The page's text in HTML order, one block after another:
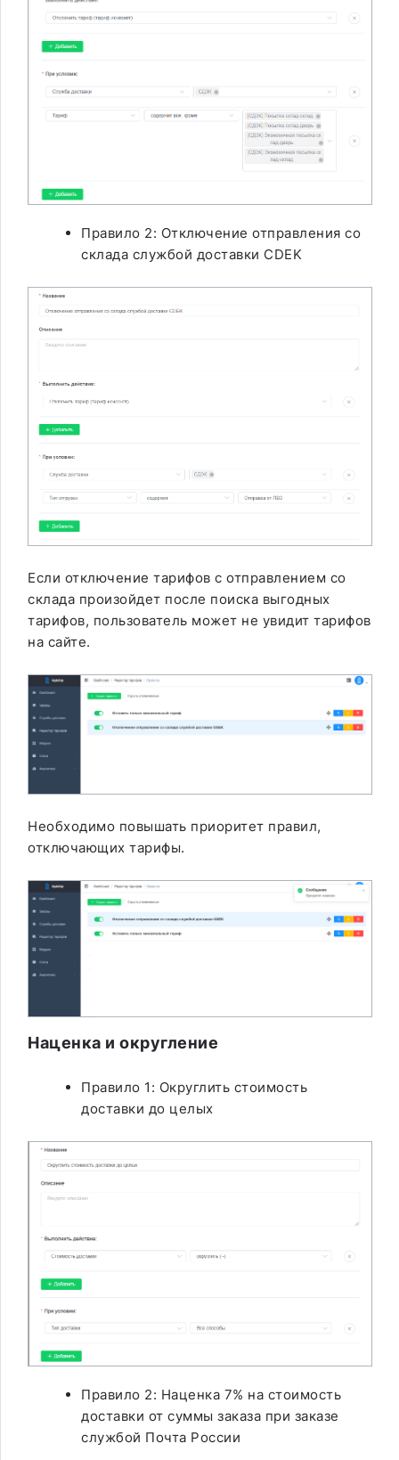
Правило 2: Отключение отправления со
склада службой доставки CDEK
Если отключение тарифов с отправлением со
склада произойдет после поиска выгодных
тарифов, пользователь может не увидит тарифов
на сайте.
Необходимо повышать приоритет правил,
отключающих тарифы.
Наценка и округление
Правило 1: Округлить стоимость
доставки до целых
Правило 2: Наценка 7% на стоимость
доставки от суммы заказа при заказе
службой Почта России